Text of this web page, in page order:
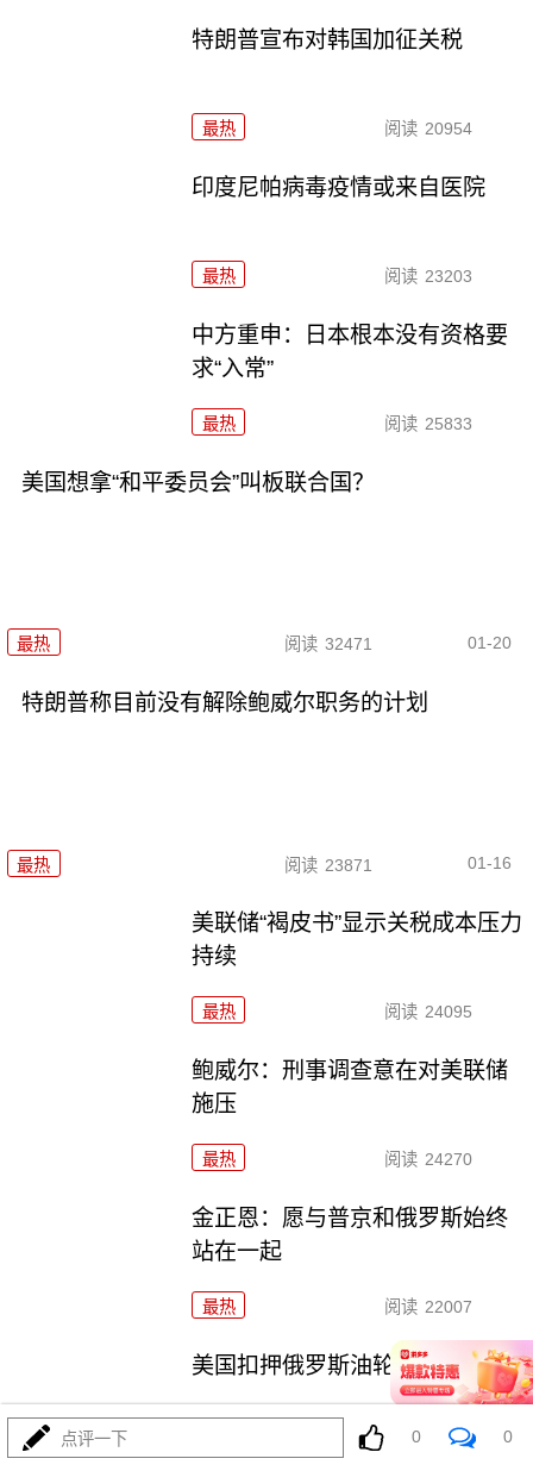
特朗普宣布对韩国加征关税
最热 阅读 20954
印度尼帕病毒疫情或来自医院
最热 阅读 23203
中方重申：日本根本没有资格要
求“入常”
最热 阅读 25833
美国想拿“和平委员会”叫板联合国？
最热 阅读 32471 01-20
特朗普称目前没有解除鲍威尔职务的计划
最热 阅读 23871 01-16
美联储“褐皮书”显示关税成本压力
持续
最热 阅读 24095
鲍威尔：刑事调查意在对美联储
施压
最热 阅读 24270
金正恩：愿与普京和俄罗斯始终
站在一起
最热 阅读 22007
美国扣押俄罗斯油轮意欲何为
最热 37749
点评一下 0 0